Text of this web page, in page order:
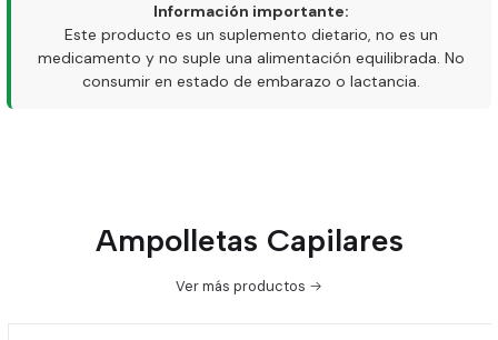
Información importante:
Este producto es un suplemento dietario, no es un
medicamento y no suple una alimentación equilibrada. No
consumir en estado de embarazo o lactancia.
Ampolletas Capilares
Ver más productos